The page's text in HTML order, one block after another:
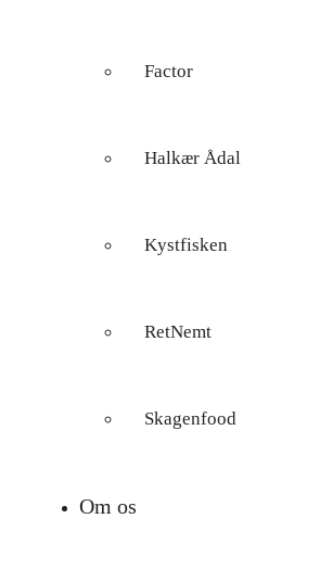
Factor
Halkær Ådal
Kystfisken
RetNemt
Skagenfood
Om os